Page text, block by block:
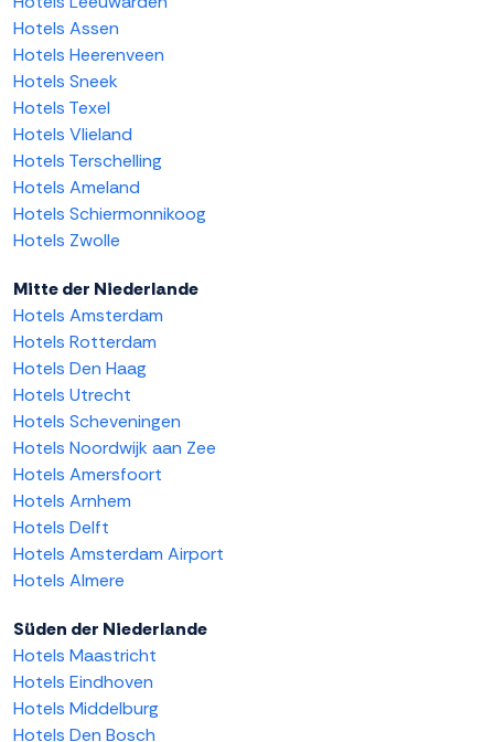
Hotels Assen
Hotels Heerenveen
Hotels Sneek
Hotels Texel
Hotels Vlieland
Hotels Terschelling
Hotels Ameland
Hotels Schiermonnikoog
Hotels Zwolle
Mitte der Niederlande
Hotels Amsterdam
Hotels Rotterdam
Hotels Den Haag
Hotels Utrecht
Hotels Scheveningen
Hotels Noordwijk aan Zee
Hotels Amersfoort
Hotels Arnhem
Hotels Delft
Hotels Amsterdam Airport
Hotels Almere
Süden der Niederlande
Hotels Maastricht
Hotels Eindhoven
Hotels Middelburg
Hotels Den Bosch